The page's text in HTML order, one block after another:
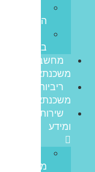
הצלחה
בפריים
מחשבון
משכנתא
ריביות
משכנתא
שירותים
ומידע
משכנתא